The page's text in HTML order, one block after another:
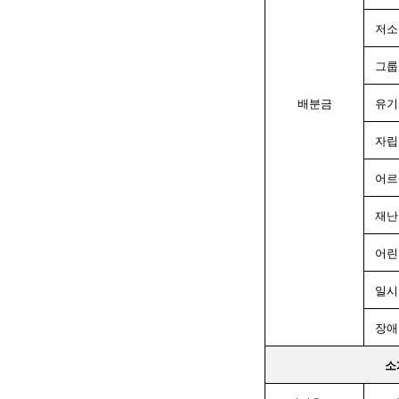
배분금
저
그
유
자
어
재
어
일
장
소